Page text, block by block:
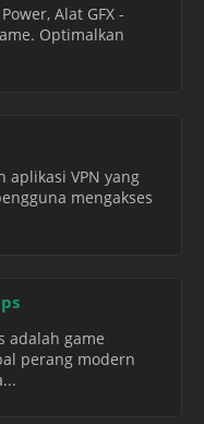
Alat GFX -
Optimalkan
aplikasi VPN yang
mengakses
adalah game
perang modern